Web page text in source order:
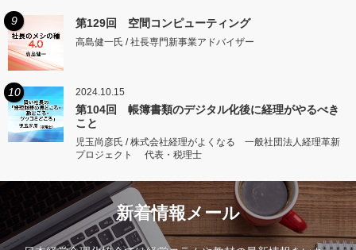
9 第129回 空間コンピューティング
高島健一氏 / 社長専門新事業アドバイザー
10 2024.10.15
第104回 帳簿書類のデジタル化後に経理がやるべき
こと
児玉尚彦氏 / 株式会社経理がよくなる 一般社団法人経理革新
プロジェクト 代表・税理士
新着情報メール